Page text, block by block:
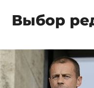
Выбор